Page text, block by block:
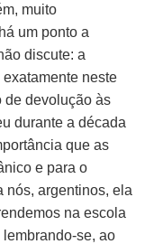
muito
um ponto a
discute: a
neste
de devolução às
durante a década
que as
e para o
nós, argentinos, ela
na escola
se, ao